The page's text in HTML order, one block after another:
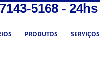
5168 - 24hs
PRODUTOS SERVIÇOS